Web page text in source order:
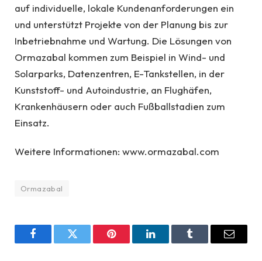
auf individuelle, lokale Kundenanforderungen ein
und unterstützt Projekte von der Planung bis zur
Inbetriebnahme und Wartung. Die Lösungen von
Ormazabal kommen zum Beispiel in Wind- und
Solarparks, Datenzentren, E-Tankstellen, in der
Kunststoff- und Autoindustrie, an Flughäfen,
Krankenhäusern oder auch Fußballstadien zum
Einsatz.
Weitere Informationen: www.ormazabal.com
Ormazabal
FacebookTwitter Pinterest LinkedInTumblr Email